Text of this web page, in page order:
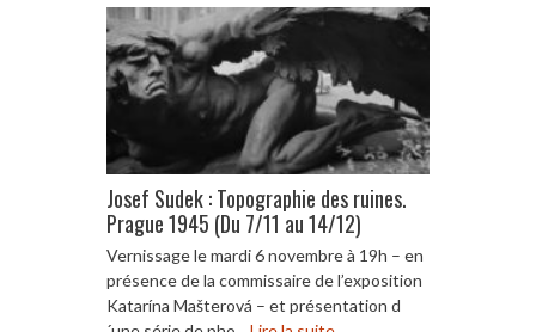
Josef Sudek : Topographie des ruines.
Prague 1945 (Du 7/11 au 14/12)
Vernissage le mardi 6 novembre à 19h – en
présence de la commissaire de l’exposition
Katarína Mašterová – et présentation d